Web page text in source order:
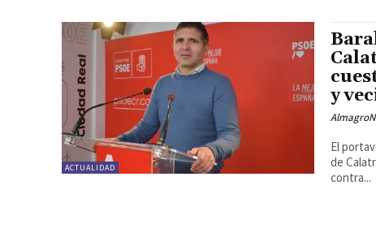
ACTUALIDAD
y
El
de
contra...